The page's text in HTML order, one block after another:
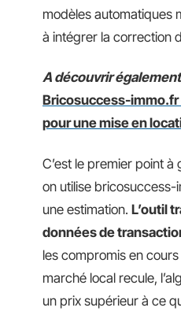
modèles automatiques
à intégrer la correction
A découvrir
Bricosuccess-immo.fr
pour une mise en
C’est le premier point
on utilise
une estimation. L’outil
données de
les compromis en
marché local recule,
un prix supérieur à ce